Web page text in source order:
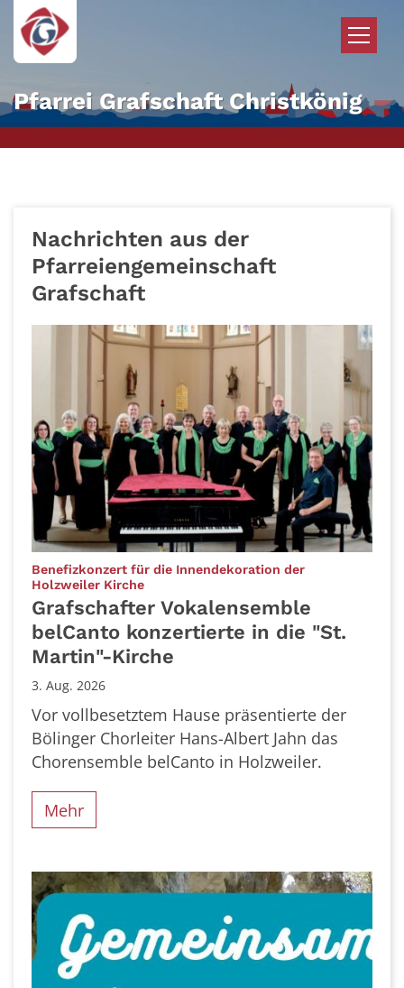
Zum Inhalt springen
Pfarrei Grafschaft Christkönig
Nachrichten aus der
Pfarreiengemeinschaft
Grafschaft
Benefizkonzert für die Innendekoration der
Holzweiler Kirche:
Grafschafter Vokalensemble
belCanto konzertierte in die "St.
Martin"-Kirche
3. Aug. 2026
Vor vollbesetztem Hause präsentierte der
Bölinger Chorleiter Hans-Albert Jahn das
Chorensemble belCanto in Holzweiler.
Mehr